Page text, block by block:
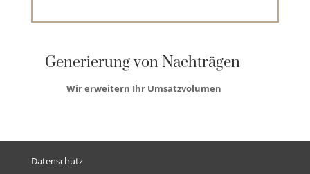
Generierung von Nachträgen
Wir erweitern Ihr Umsatzvolumen
Datenschutz